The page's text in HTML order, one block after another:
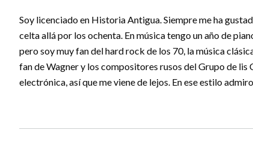
Soy licenciado en Historia Antigua. Siempre me ha
celta allá por los ochenta. En música tengo un año de
pero soy muy fan del hard rock de los 70, la música
fan de Wagner y los compositores rusos del Grupo de lis
electrónica, así que me viene de lejos. En ese estilo